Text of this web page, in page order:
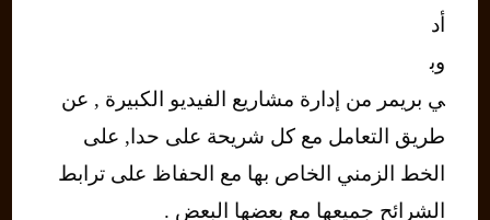
أد
وب
ي بريمر من إدارة مشاريع الفيديو الكبيرة , عن
طريق التعامل مع كل شريحة على حدا, على
الخط الزمني الخاص بها مع الحفاظ على ترابط
الشرائح جميعها مع بعضها البعض .